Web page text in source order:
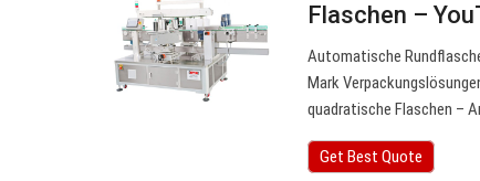
Flaschen –
Automatische
Mark
quadratische Flaschen –
Get Best Quote